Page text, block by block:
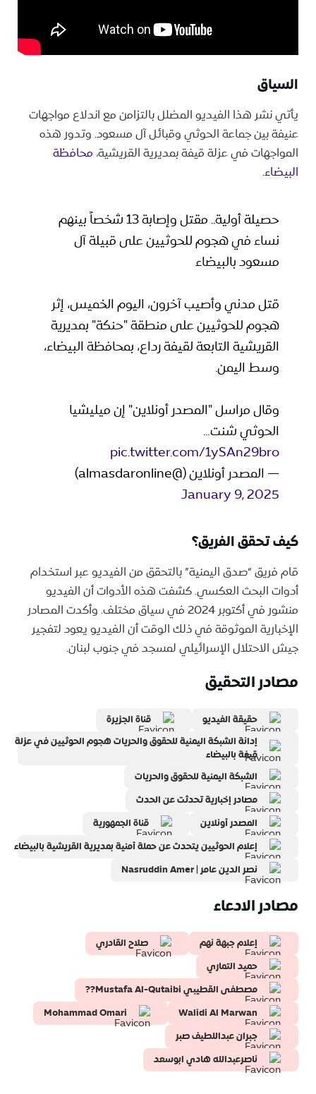
السياق
يأتي نشر هذا الفيديو المضلل بالتزامن مع اندلاع مواجهات
عنيفة بين جماعة الحوثي وقبائل آل مسعود. وتدور هذه
المواجهات في عزلة قيفة بمديرية القريشية، محافظة
البيضاء.
حصيلة أولية.. مقتل وإصابة 13 شخصاً بينهم
نساء في هجوم للحوثيين على قبيلة آل
مسعود بالبيضاء
قتل مدني وأصيب آخرون، اليوم الخميس، إثر
هجوم للحوثيين على منطقة "حنكة" بمديرية
القريشية التابعة لقيفة رداع، بمحافظة البيضاء،
وسط اليمن.
وقال مراسل "المصدر أونلاين" إن ميليشيا
الحوثي شنت…
pic.twitter.com/1ySAn29bro
— المصدر أونلاين (@almasdaronline)
January 9, 2025
كيف تحقق الفريق؟
قام فريق “صدق اليمنية” بالتحقق من الفيديو عبر استخدام
أدوات البحث العكسي. كشفت هذه الأدوات أن الفيديو
منشور في أكتوبر 2024 في سياق مختلف. وأكدت المصادر
الإخبارية الموثوقة في ذلك الوقت أن الفيديو يعود لتفجير
جيش الاحتلال الإسرائيلي لمسجد في جنوب لبنان.
مصادر التحقيق
حقيقة الفيديو
قناة الجزيرة
إدانة الشبكة اليمنية للحقوق والحريات هجوم الحوثيين في عزلة
قيفة بالبيضاء
الشبكة اليمنية للحقوق والحريات
مصادر إخبارية تحدثت عن الحدث
المصدر أونلاين
قناة الجمهورية
إعلام الحوثيين يتحدث عن حملة أمنية بمديرية القريشية بالبيضاء
نصر الدين عامر | Nasruddin Amer
مصادر الادعاء
إعلام جبهة نهم
صلاح القادري
حميد التماري
مصطفى القطيبي Mustafa Al-Qutaibi??
Walidi Al Marwan
Mohammad Omari
جبران عبداللطيف صبر
ناصرعبدالله هادي ابوسعد